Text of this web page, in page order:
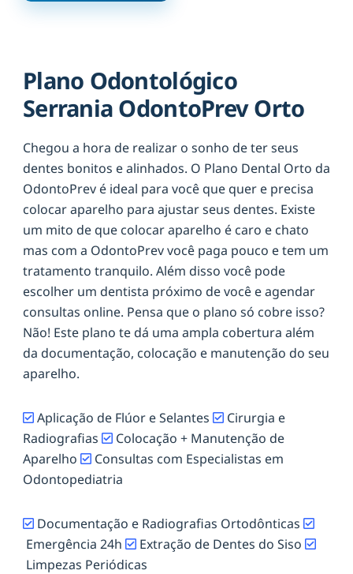
Plano Odontológico
Serrania OdontoPrev Orto
Chegou a hora de realizar o sonho de ter seus
dentes bonitos e alinhados. O Plano Dental Orto da
OdontoPrev é ideal para você que quer e precisa
colocar aparelho para ajustar seus dentes. Existe
um mito de que colocar aparelho é caro e chato
mas com a OdontoPrev você paga pouco e tem um
tratamento tranquilo. Além disso você pode
escolher um dentista próximo de você e agendar
consultas online. Pensa que o plano só cobre isso?
Não! Este plano te dá uma ampla cobertura além
da documentação, colocação e manutenção do seu
aparelho.
Aplicação de Flúor e Selantes
Cirurgia e
Radiografias
Colocação + Manutenção de
Aparelho
Consultas com Especialistas em
Odontopediatria
Documentação e Radiografias Ortodônticas
Emergência 24h
Extração de Dentes do Siso
Limpezas Periódicas